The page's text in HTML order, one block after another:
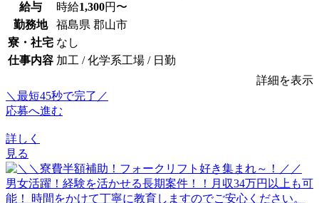
給与 時給1,300円〜
勤務地
福島県 郡山市
寮・社宅 なし
仕事内容 加工 / 化学系工場 / 日勤
詳細を表示
＼最短45秒で完了／
応募へ進む
詳しく
見る